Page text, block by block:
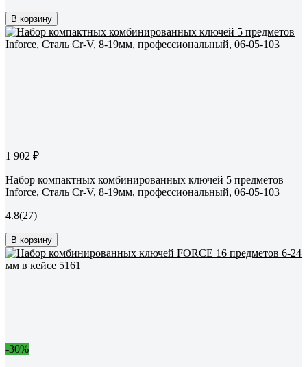
В корзину
1 902 ₽
Набор компактных комбинированных ключей 5 предметов
Inforce, Сталь Cr-V, 8-19мм, профессиональный, 06-05-103
4.8(27)
В корзину
-30%